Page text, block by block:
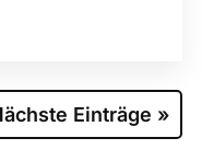
Einträge »